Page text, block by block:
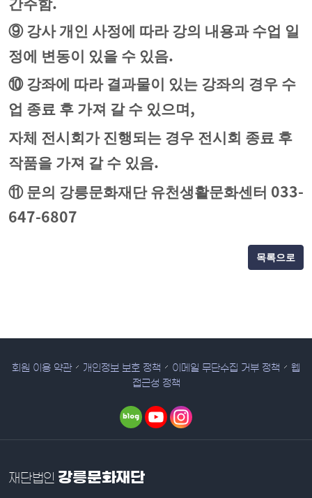
간주함
⑨ 강사 개인 사정에 따라 강의 내용과 수업 일
정에 변동이 있을 수 있음.
⑩ 강좌에 따라 결과물이 있는 강좌의 경우 수
업 종료 후 가져 갈 수 있으며 ,
자체 전시회가 진행되는 경우 전시회 종료 후
작품을 가져 갈 수 있음.
⑪ 문의 강릉문화재단 유천생활문화센터 033-
647-6807
목록으로
회원 이용 약관 개인정보 보호 정책 이메일 무단수집 거부 정책
웹
접근성 정책
재단법인 강릉문화재단